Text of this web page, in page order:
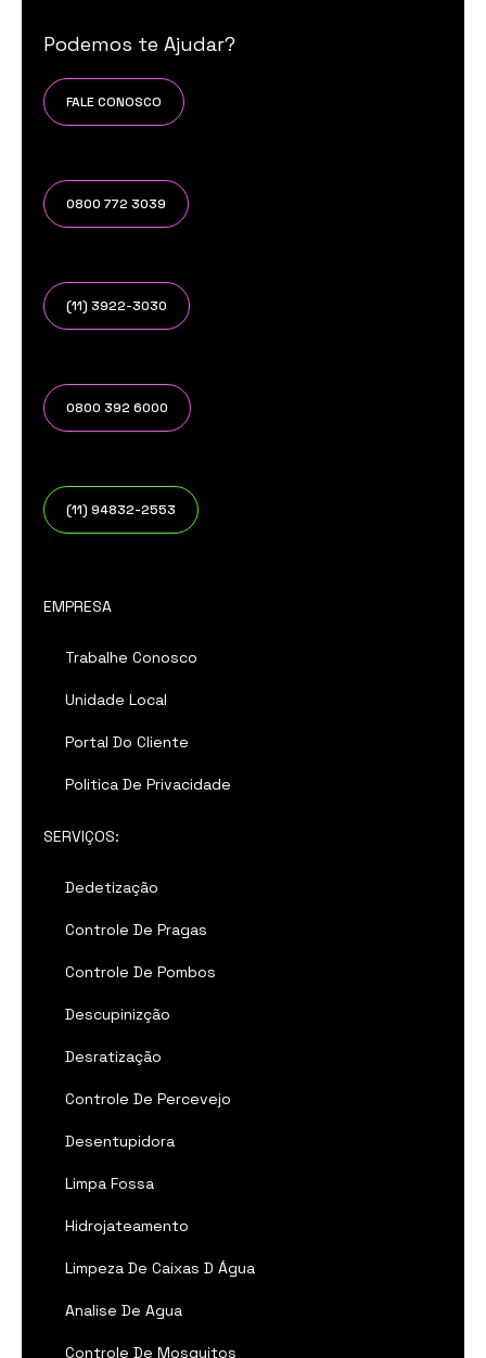
Podemos te Ajudar?
FALE CONOSCO
0800 772 3039
(11) 3922-3030
0800 392 6000
(11) 94832-2553
EMPRESA
Trabalhe Conosco
Unidade Local
Portal Do Cliente
Politica De Privacidade
SERVIÇOS:
Dedetização
Controle De Pragas
Controle De Pombos
Descupinizção
Desratização
Controle De Percevejo
Desentupidora
Limpa Fossa
Hidrojateamento
Limpeza De Caixas D Água
Analise De Agua
Controle De Mosquitos